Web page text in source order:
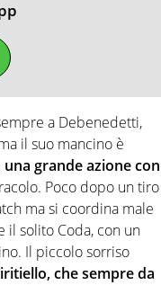
a Debenedetti,
il suo mancino è
una grande azione con
Poco dopo un tiro
ma si coordina male
il solito Coda, con un
Il piccolo sorriso
che sempre da